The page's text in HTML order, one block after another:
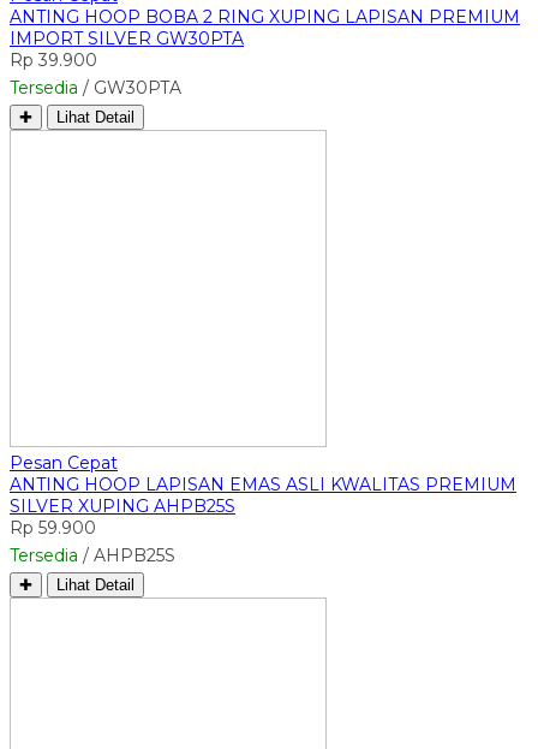
ANTING HOOP BOBA 2 RING XUPING LAPISAN PREMIUM
IMPORT SILVER GW30PTA
Rp 39.900
Tersedia / GW30PTA
✚ Lihat Detail
Pesan Cepat
ANTING HOOP LAPISAN EMAS ASLI KWALITAS PREMIUM
SILVER XUPING AHPB25S
Rp 59.900
Tersedia / AHPB25S
✚ Lihat Detail